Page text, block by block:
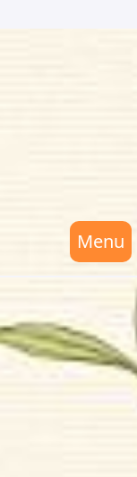
Menu